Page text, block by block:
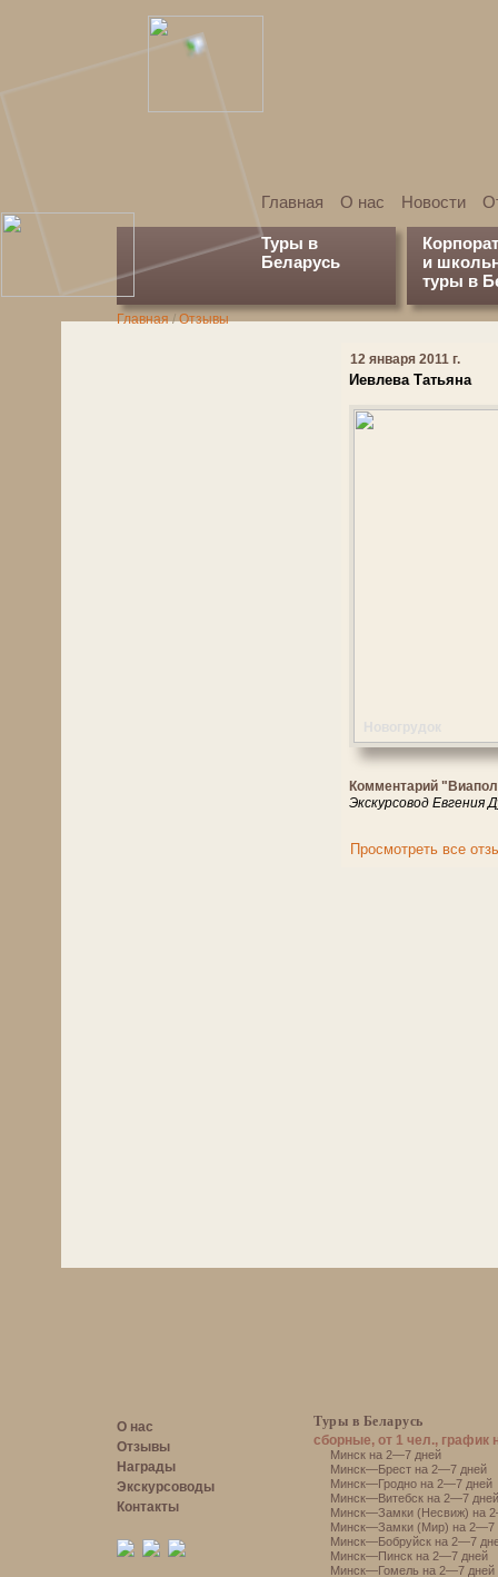
Главная О нас Новости
Туры в
Беларусь
и
туры в
Главная/Отзывы
12 января 2011 г.
Иевлева Татьяна
Комментарий
Экскурсовод Евгения
Просмотреть все
О нас
Отзывы
Награды
Экскурсоводы
Контакты
Туры в Беларусь
сборные, от 1 чел., график
Минск на 2—7 дней
Минск—Брест на 2—7 дней
Минск—Гродно на 2—7 дней
Минск—Витебск на 2—7 дней
Минск—Замки (Несвиж) на
Минск—Замки (Мир) на 2—7
Минск—Бобруйск на 2—7
Минск—Пинск на 2—7 дней
Минск—Гомель на 2—7 дней